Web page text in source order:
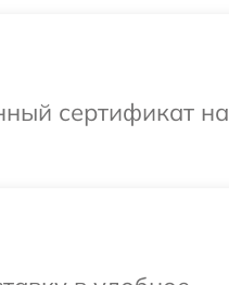
сертификат на